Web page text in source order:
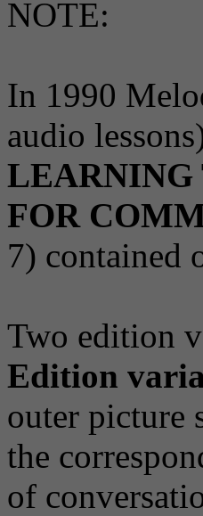
NOTE:
In 1990
audio
LEARNING
FOR
7) contained
Two edition
Edition
outer picture
the
of